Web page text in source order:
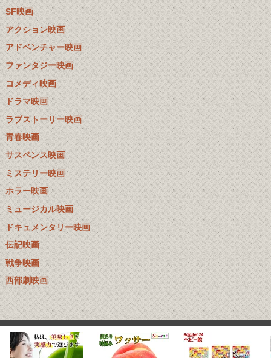
SF映画
アクション映画
アドベンチャー映画
ファンタジー映画
コメディ映画
ドラマ映画
ラブストーリー映画
青春映画
サスペンス映画
ミステリー映画
ホラー映画
ミュージカル映画
ドキュメンタリー映画
伝記映画
戦争映画
西部劇映画